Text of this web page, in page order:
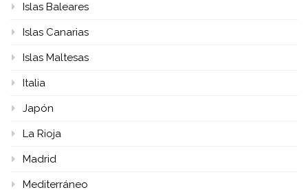
Islas Baleares
Islas Canarias
Islas Maltesas
Italia
Japón
La Rioja
Madrid
Mediterráneo